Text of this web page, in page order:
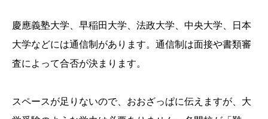
慶應義塾大学、早稲田大学、法政大学、中央大学、日本
大学などには通信制があります。通信制は面接や書類審
査によって合否が決まります。
スペースが足りないので、おおざっぱに伝えますが、大